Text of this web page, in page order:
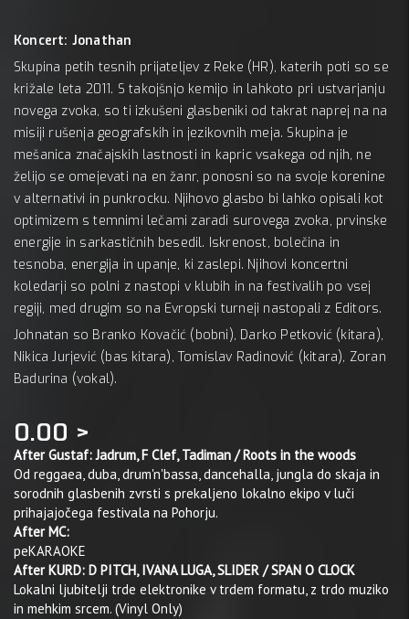
Koncert: Jonathan
Skupina petih tesnih prijateljev z Reke (HR), katerih poti so se
križale leta 2011. S takojšnjo kemijo in lahkoto pri ustvarjanju
novega zvoka, so ti izkušeni glasbeniki od takrat naprej na na
misiji rušenja geografskih in jezikovnih meja. Skupina je
mešanica značajskih lastnosti in kapric vsakega od njih, ne
želijo se omejevati na en žanr, ponosni so na svoje korenine
v alternativi in punkrocku. Njihovo glasbo bi lahko opisali kot
optimizem s temnimi lečami zaradi surovega zvoka, prvinske
energije in sarkastičnih besedil. Iskrenost, bolečina in
tesnoba, energija in upanje, ki zaslepi. Njihovi koncertni
koledarji so polni z nastopi v klubih in na festivalih po vsej
regiji, med drugim so na Evropski turneji nastopali z Editors.
Johnatan so Branko Kovačić (bobni), Darko Petković (kitara),
Nikica Jurjević (bas kitara), Tomislav Radinović (kitara), Zoran
Badurina (vokal).
0.00 >
After Gustaf: Jadrum, F Clef, Tadiman / Roots in the woods
Od reggaea, duba, drum'n'bassa, dancehalla, jungla do skaja in
sorodnih glasbenih zvrsti s prekaljeno lokalno ekipo v luči
prihajajočega festivala na Pohorju.
After MC:
peKARAOKE
After KURD: D PITCH, IVANA LUGA, SLIDER / SPAN O CLOCK
Lokalni ljubitelji trde elektronike v trdem formatu, z trdo muziko
in mehkim srcem. (Vinyl Only)